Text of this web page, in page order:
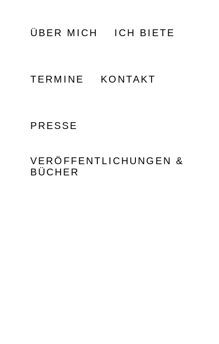
ÜBER MICH ICH BIETE
TERMINE KONTAKT
PRESSE
VERÖFFENTLICHUNGEN &
BÜCHER